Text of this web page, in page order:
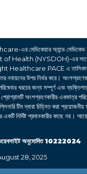
এর মেডিকেয়ার অ্যান্ড মেডিকেড
(NYSDOH)-এর সাথে
Healthcare PACE এ
উপর নির্ভর করে।
খরচের জন্য সম্পূর্ণ এবং
অংশগ্রহণকারীর একমাত্র
টিম দ্বারা চিহ্নিত করা
একটি নির্দিষ্ট প্রদানকারীর কাছে নয়।
অনুমোদিত 10222024
28, 2025